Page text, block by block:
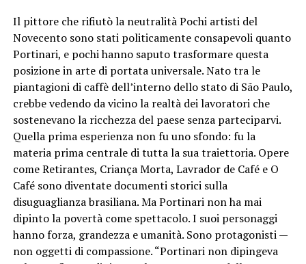
Il pittore che rifiutò la neutralità Pochi artisti del
Novecento sono stati politicamente consapevoli quanto
Portinari, e pochi hanno saputo trasformare questa
posizione in arte di portata universale. Nato tra le
piantagioni di caffè dell’interno dello stato di São Paulo,
crebbe vedendo da vicino la realtà dei lavoratori che
sostenevano la ricchezza del paese senza parteciparvi.
Quella prima esperienza non fu uno sfondo: fu la
materia prima centrale di tutta la sua traiettoria. Opere
come Retirantes, Criança Morta, Lavrador de Café e O
Café sono diventate documenti storici sulla
disuguaglianza brasiliana. Ma Portinari non ha mai
dipinto la povertà come spettacolo. I suoi personaggi
hanno forza, grandezza e umanità. Sono protagonisti —
non oggetti di compassione. “Portinari non dipingeva